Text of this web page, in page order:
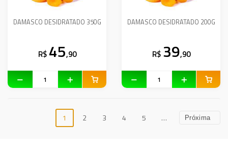
DAMASCO DESIDRATADO 350G
R$ 45,90
DAMASCO DESIDRATADO 200G
R$ 39,90
1 2 3 4 5 … Próxima